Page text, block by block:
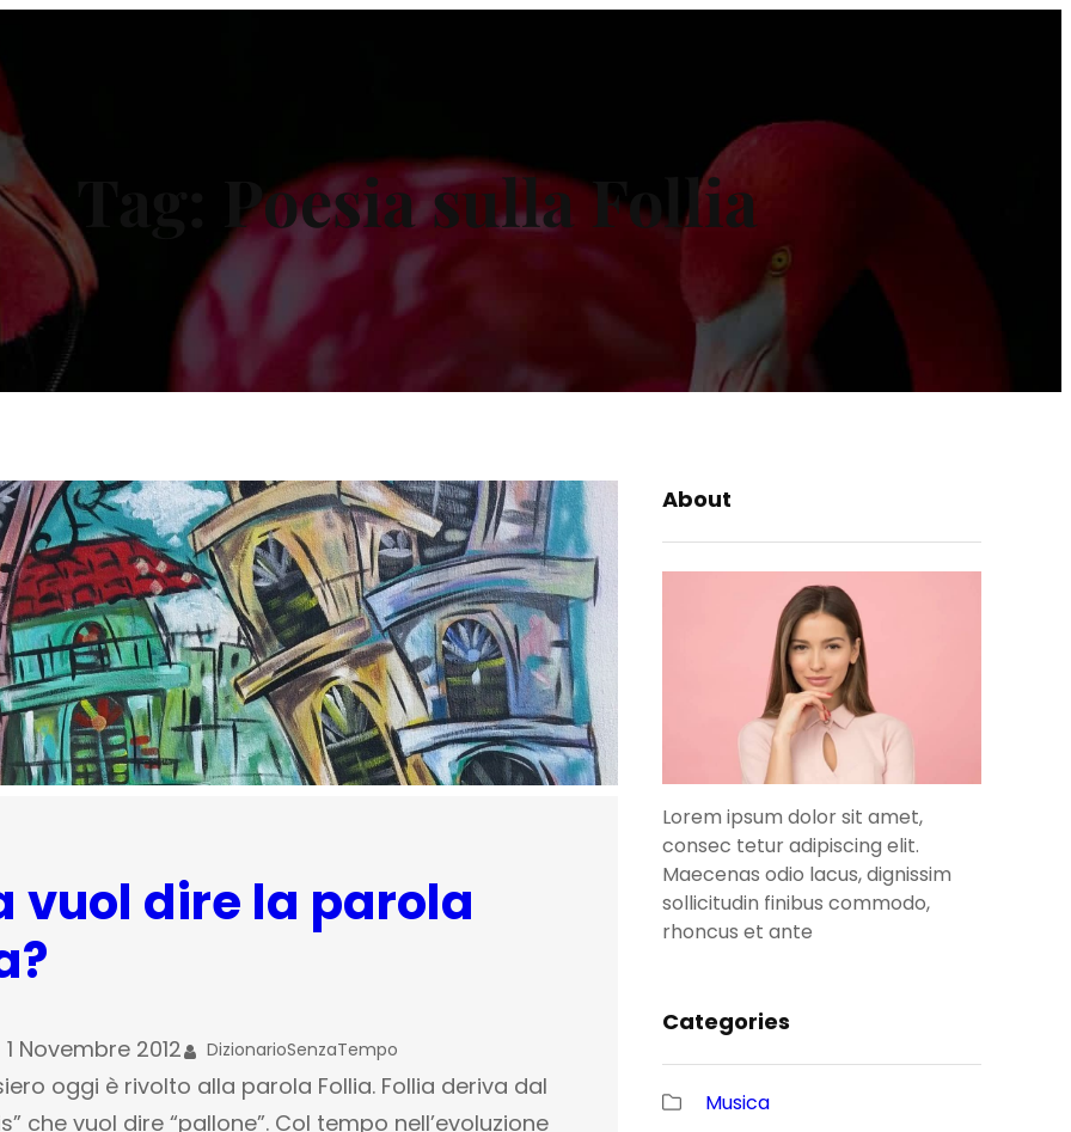
Tag: Poesia sulla Follia
vuol dire la parola
1 Novembre 2012 DizionarioSenzaTempo
oggi è rivolto alla parola Follia. Follia deriva dal
che vuol dire “pallone”. Col tempo nell’evoluzione
About
Lorem ipsum dolor sit amet,
consec tetur adipiscing elit.
Maecenas odio lacus, dignissim
sollicitudin finibus commodo,
rhoncus et ante
Categories
Musica